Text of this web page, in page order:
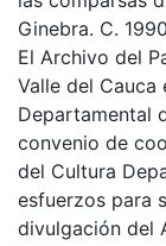
Ginebra. C.
El Archivo del
Valle del Cauca
Departamental
convenio de
del Cultura
esfuerzos para
divulgación del